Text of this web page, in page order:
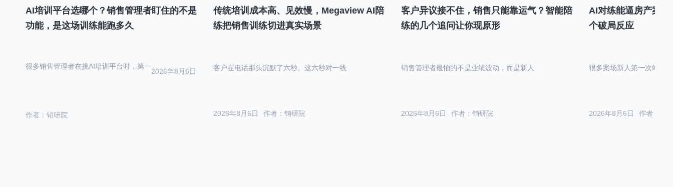
AI培训平台选哪个？销售管理者盯住的不是
功能，是这场训练能跑多久
作者：销研院
2026年8月6日
很多销售管理者在挑AI培训平台时，第一
传统培训成本高、见效慢，Megaview AI陪
练把销售训练切进真实场景
作者：销研院
2026年8月6日
客户在电话那头沉默了六秒。这六秒对一线
客户异议接不住，销售只能靠运气？智能陪
练的几个追问让你现原形
作者：销研院
2026年8月6日
销售管理者最怕的不是业绩波动，而是新人
AI对练能逼房产案
个破局反应
作者：销
2026年8月6日
很多案场新人第一次站在